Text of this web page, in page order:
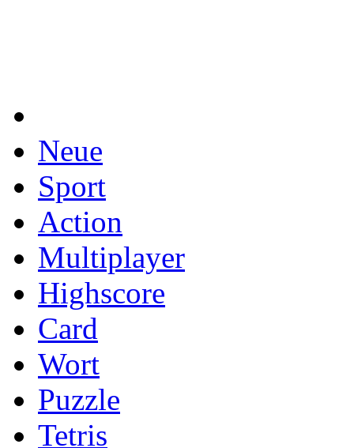
Neue
Sport
Action
Multiplayer
Highscore
Card
Wort
Puzzle
Tetris